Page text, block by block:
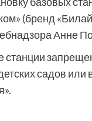
(бренд
Анне
садов или